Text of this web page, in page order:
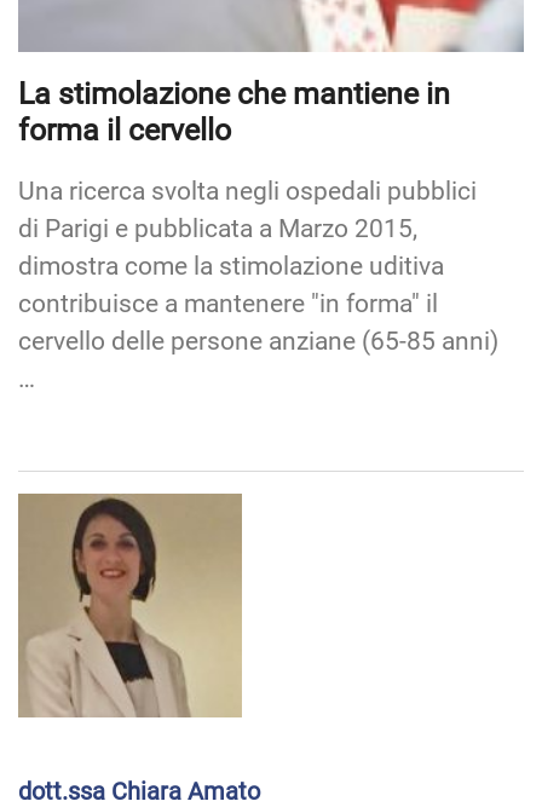
La stimolazione che mantiene in
forma il cervello
Una ricerca svolta negli ospedali pubblici
di Parigi e pubblicata a Marzo 2015,
dimostra come la stimolazione uditiva
contribuisce a mantenere "in forma" il
cervello delle persone anziane (65-85 anni)
…
dott.ssa Chiara Amato